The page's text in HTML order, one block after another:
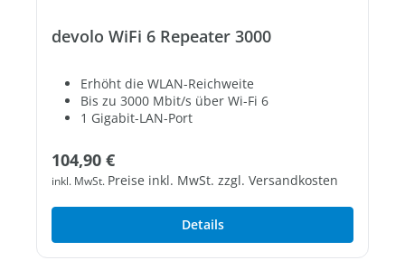
devolo WiFi 6 Repeater 3000
Erhöht die WLAN-Reichweite
Bis zu 3000 Mbit/s über Wi-Fi 6
1 Gigabit-LAN-Port
Regulärer Preis:
104,90 €
inkl. MwSt. Preise inkl. MwSt. zzgl. Versandkosten
Details